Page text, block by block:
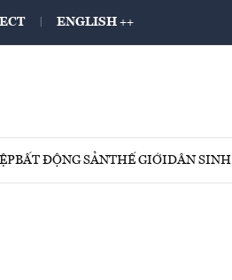
ENGLISH ++
BẤT ĐỘNG SẢNTHẾ GIỚIDÂN SINH